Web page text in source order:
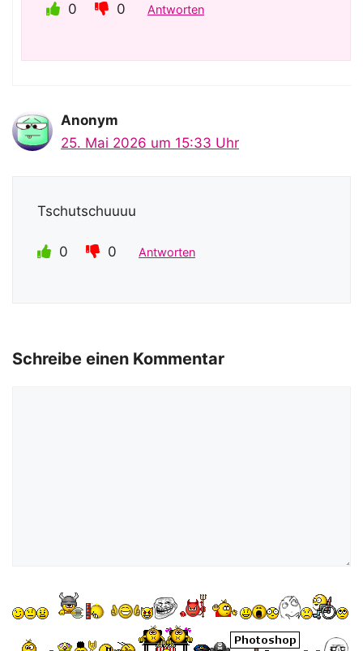
0 0 Antworten
Anonym
25. Mai 2026 um 15:33 Uhr
Tschutschuuuu
0 0 Antworten
Schreibe einen Kommentar